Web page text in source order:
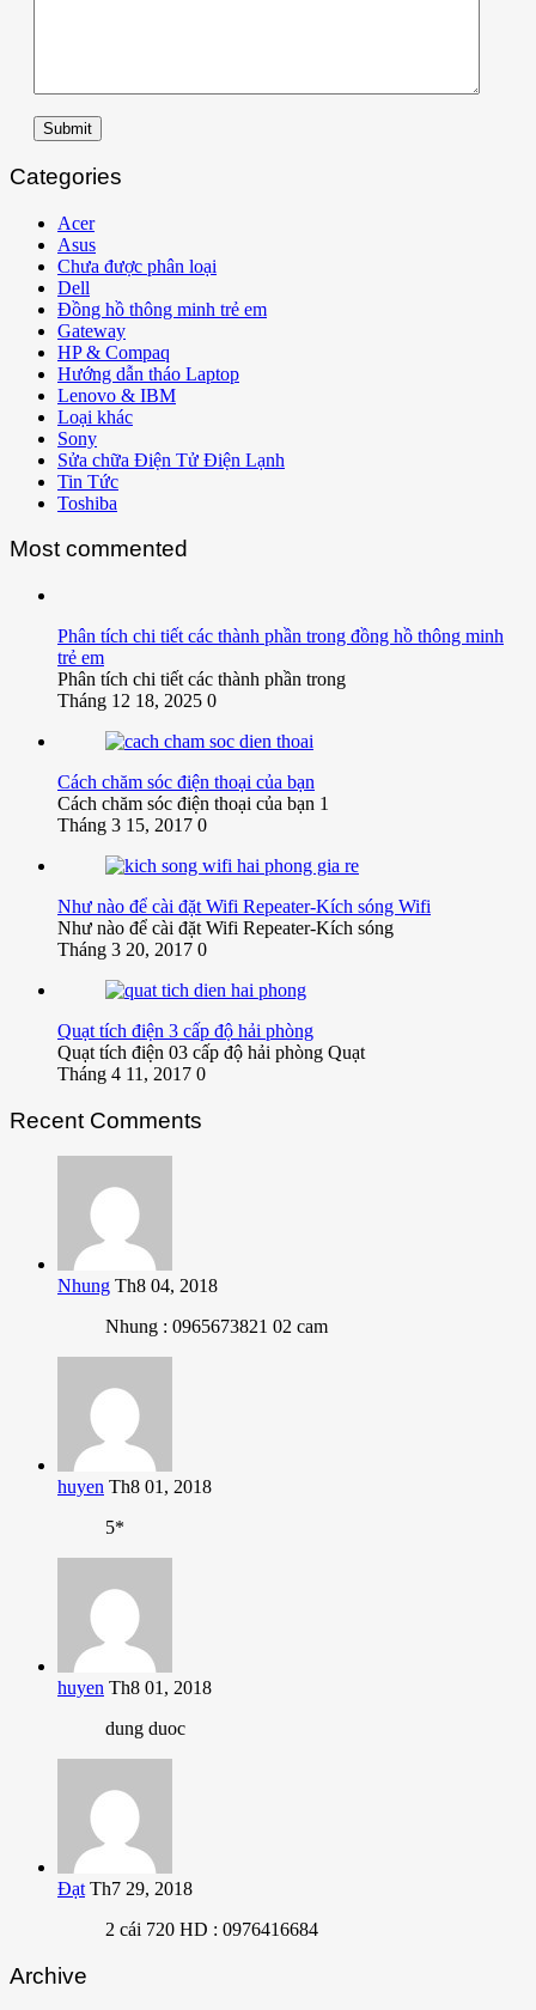
Submit
Categories
Acer
Asus
Chưa được phân loại
Dell
Đồng hồ thông minh trẻ em
Gateway
HP & Compaq
Hướng dẫn tháo Laptop
Lenovo & IBM
Loại khác
Sony
Sửa chữa Điện Tử Điện Lạnh
Tin Tức
Toshiba
Most commented
Phân tích chi tiết các thành phần trong đồng hồ thông minh
trẻ em
Phân tích chi tiết các thành phần trong
Tháng 12 18, 2025 0
Cách chăm sóc điện thoại của bạn
Cách chăm sóc điện thoại của bạn 1
Tháng 3 15, 2017 0
Như nào để cài đặt Wifi Repeater-Kích sóng Wifi
Như nào để cài đặt Wifi Repeater-Kích sóng
Tháng 3 20, 2017 0
Quạt tích điện 3 cấp độ hải phòng
Quạt tích điện 03 cấp độ hải phòng Quạt
Tháng 4 11, 2017 0
Recent Comments
Nhung Th8 04, 2018
Nhung : 0965673821 02 cam
huyen Th8 01, 2018
5*
huyen Th8 01, 2018
dung duoc
Đạt Th7 29, 2018
2 cái 720 HD : 0976416684
Archive